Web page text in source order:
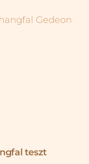
teszt